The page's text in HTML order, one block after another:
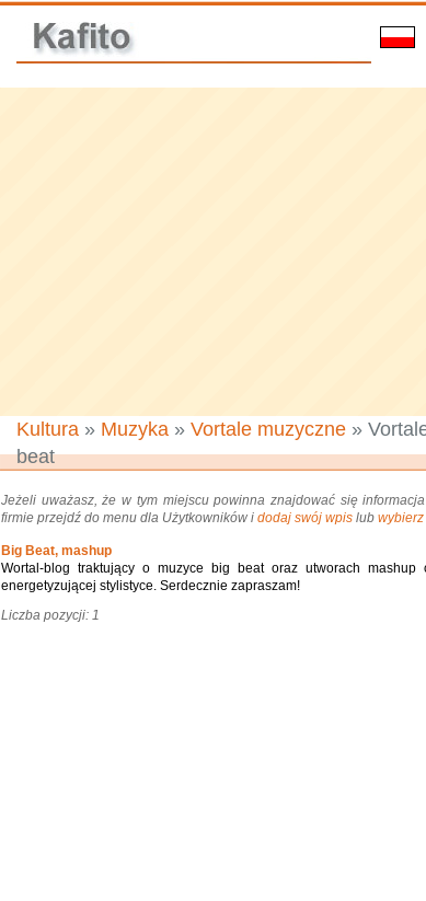
Kultura » Muzyka » Vortale muzyczne »
beat
Jeżeli uważasz, że w tym miejscu powinna znajdować się
firmie przejdź do menu dla Użytkowników i dodaj swój wpis lub
Big Beat, mashup
Wortal-blog traktujący o muzyce big beat oraz utworach mashup
energetyzującej stylistyce. Serdecznie zapraszam!
Liczba pozycji: 1